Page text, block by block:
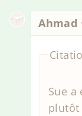
Ahmad
Sue
plutôt